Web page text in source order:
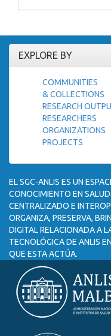
EXPLORE BY
COMMUNITIES
& COLLECTIONS
RESEARCH
RESEARCHERS
ORGANIZATIONS
PROJECTS
EL SGC-ANLIS ES UN
CONOCIMIENTO EN
CENTRALIZADO E
ORGANIZA, PRESERVA,
DIGITAL RELACIONADA A
TECNOLÓGICA DE ANLIS
QUE ESTA ACTÚA.